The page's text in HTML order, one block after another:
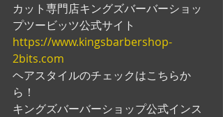
カット専門店キングズバーバーショッ
プツービッツ公式サイト
https://www.kingsbarbershop-
2bits.com
ヘアスタイルのチェックはこちらか
ら！
キングズバーバーショップ公式インス